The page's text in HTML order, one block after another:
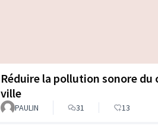
Réduire la pollution sonore du
ville
PAULIN 31 13